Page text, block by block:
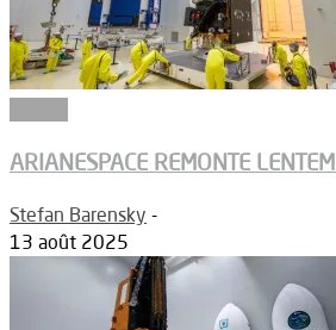
ARIANESPACE REMONTE
Stefan Barensky -
13 août 2025